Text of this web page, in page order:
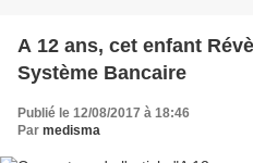
A 12 ans, cet enfant
Système Bancaire
Publié le 12/08/2017 à 18:46
Par medisma